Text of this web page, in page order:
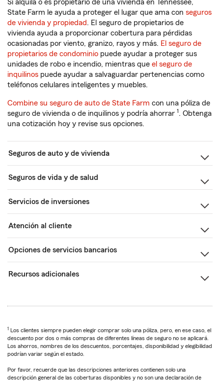
Si alquila o es propietario de una vivienda en Tennessee,
State Farm le ayuda a proteger el lugar que ama con seguros
de vivienda y propiedad. El seguro de propietarios de
vivienda ayuda a proporcionar cobertura para pérdidas
ocasionadas por viento, granizo, rayos y más. El seguro de
propietarios de condominio puede ayudar a proteger sus
unidades de robo e incendio, mientras que el seguro de
inquilinos puede ayudar a salvaguardar pertenencias como
teléfonos celulares inteligentes y muebles.
Combine su seguro de auto de State Farm con una póliza de
seguro de vivienda o de inquilinos y podría ahorrar 1. Obtenga
una cotización hoy y revise sus opciones.
Seguros de auto y de vivienda
Seguros de vida y de salud
Servicios de inversiones
Atención al cliente
Opciones de servicios bancarios
Recursos adicionales
1 Los clientes siempre pueden elegir comprar solo una póliza, pero, en ese caso, el
descuento por dos o más compras de diferentes líneas de seguro no se aplicará.
Los ahorros, nombres de los descuentos, porcentajes, disponibilidad y elegibilidad
podrían variar según el estado.
Por favor, recuerde que las descripciones anteriores contienen solo una
descripción general de las coberturas disponibles y no son una declaración de